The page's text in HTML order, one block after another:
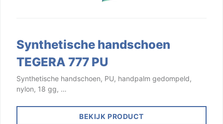
Synthetische handschoen
TEGERA 777 PU
Synthetische handschoen, PU, handpalm gedompeld,
nylon, 18 gg, …
BEKIJK PRODUCT